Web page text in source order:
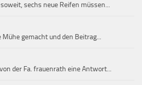
sechs neue Reifen müssen...
Mühe gemacht und den Beitrag...
der Fa. frauenrath eine Antwort...